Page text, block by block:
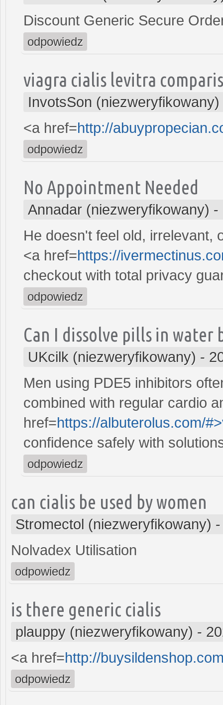
Discount Generic Secure
odpowiedz
viagra cialis levitra
InvotsSon (niezweryfikowany)
<a href=http://
odpowiedz
No Appointment Needed
Annadar (niezweryfikowany) -
He doesn't feel old, irrelevant,
<a href=https://
checkout with total privacy
odpowiedz
Can I dissolve pills in
UKcilk (niezweryfikowany) -
Men using PDE5 inhibitors
combined with regular cardio
href=https://albuterolus.com/
confidence safely with
odpowiedz
can cialis be used by women
Stromectol (niezweryfikowany)
Nolvadex Utilisation
odpowiedz
is there generic cialis
plauppy (niezweryfikowany) -
<a href=http://
odpowiedz